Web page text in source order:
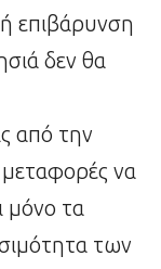
επιβάρυνση
δεν θα
από την
να
μόνο τα
των